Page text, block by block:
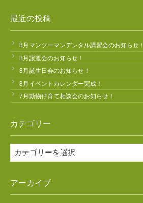
最近の投稿
8月マンツーマンデンタル講習会のお知らせ！
8月譲渡会のお知らせ！
8月誕生日会のお知らせ！
8月イベントカレンダー完成！
7月動物仔育て相談会のお知らせ！
カテゴリー
カ
テ
リ
アーカイブ